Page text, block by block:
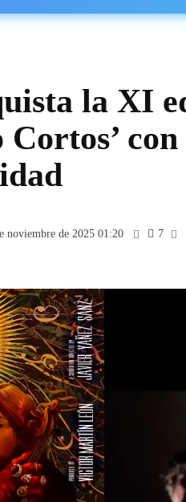
la XI
Cortos’
noviembre de 2025 01:20 7